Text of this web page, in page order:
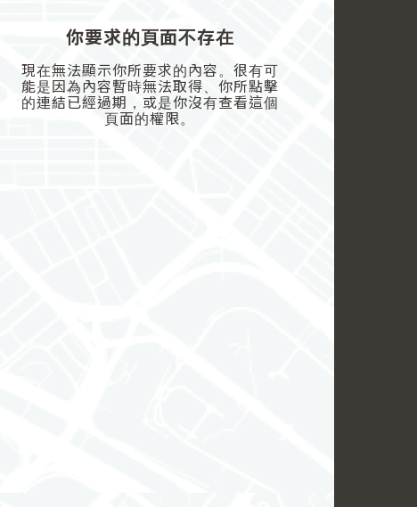
你要求的頁面不存在
現在無法顯示你所要求的內容。很有可
能是因為內容暫時無法取得、你所點擊
的連結已經過期，或是你沒有查看這個
頁面的權限。